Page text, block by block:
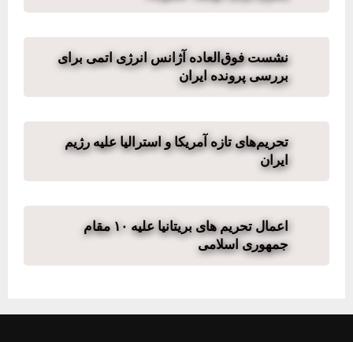
نشست فوق‌العاده آژانس انرژی اتمی برای
بررسی پرونده ایران
تحریم‌های تازه‌ آمریکا و استرالیا علیه رژیم
ایران
اعمال تحریم های بریتانیا علیه ۱۰ مقام
جمهوری اسلامی